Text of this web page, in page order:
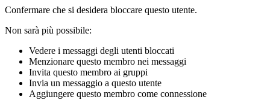
Confermare che si desidera bloccare questo utente.
Non sarà più possibile:
Vedere i messaggi degli utenti bloccati
Menzionare questo membro nei messaggi
Invita questo membro ai gruppi
Invia un messaggio a questo utente
Aggiungere questo membro come connessione